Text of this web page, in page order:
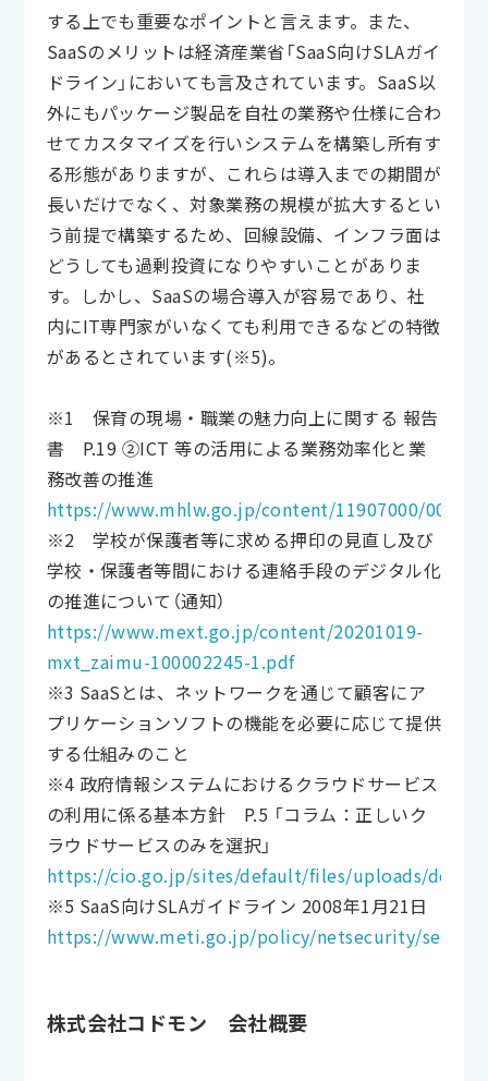
する上でも重要なポイントと言えます。また、
SaaSのメリットは経済産業省「SaaS向けSLAガイ
ドライン」においても言及されています。SaaS以
外にもパッケージ製品を自社の業務や仕様に合わ
せてカスタマイズを行いシステムを構築し所有す
る形態がありますが、これらは導入までの期間が
長いだけでなく、対象業務の規模が拡大するとい
う前提で構築するため、回線設備、インフラ面は
どうしても過剰投資になりやすいことがありま
す。しかし、SaaSの場合導入が容易であり、社
内にIT専門家がいなくても利用できるなどの特徴
があるとされています(※5)。
※1 保育の現場・職業の魅力向上に関する 報告
書 P.19 ②ICT 等の活用による業務効率化と業
務改善の推進
https://www.mhlw.go.jp/content/11907000/
※2 学校が保護者等に求める押印の見直し及び
学校・保護者等間における連絡手段のデジタル化
の推進について（通知）
https://www.mext.go.jp/content/20201019-
mxt_zaimu-100002245-1.pdf
※3 SaaSとは、ネットワークを通じて顧客にア
プリケーションソフトの機能を必要に応じて提供
する仕組みのこと
※4 政府情報システムにおけるクラウドサービス
の利用に係る基本方針 P.5 「コラム：正しいク
ラウドサービスのみを選択」
https://cio.go.jp/sites/default/files/uploads/
※5 SaaS向けSLAガイドライン 2008年1月21日
https://www.meti.go.jp/policy/netsecurity/
株式会社コドモン 会社概要